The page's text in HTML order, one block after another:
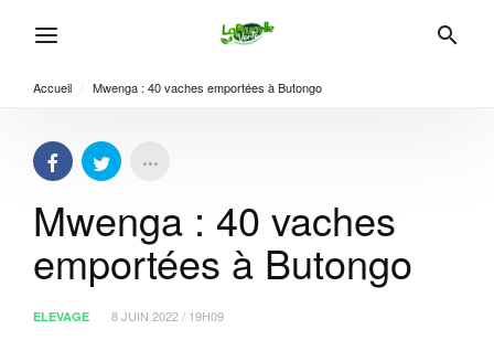
Accueil Mwenga : 40 vaches emportées à Butongo
Mwenga : 40 vaches
emportées à Butongo
ELEVAGE 8 JUIN 2022 / 19H09